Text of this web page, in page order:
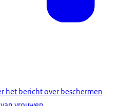
het bericht over beschermen